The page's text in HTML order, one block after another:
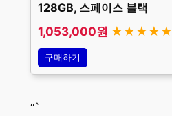
128GB, 스페이스 블랙
1,053,000원 ★★★★★
구매하기
“`